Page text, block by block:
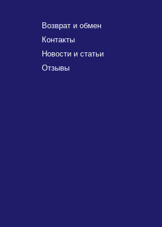
Возврат и обмен
Контакты
Новости и статьи
Отзывы